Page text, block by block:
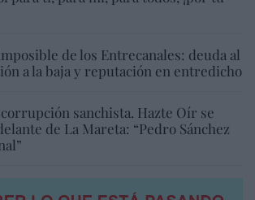
de los Entrecanales: deuda al
a la baja y reputación en entredicho
sanchista. Hazte Oír se
de La Mareta: “Pedro Sánchez